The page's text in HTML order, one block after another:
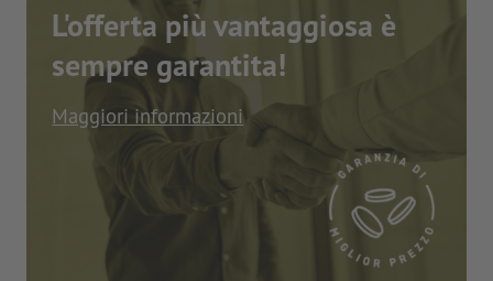
L'offerta più vantaggiosa è
sempre garantita!
Maggiori informazioni